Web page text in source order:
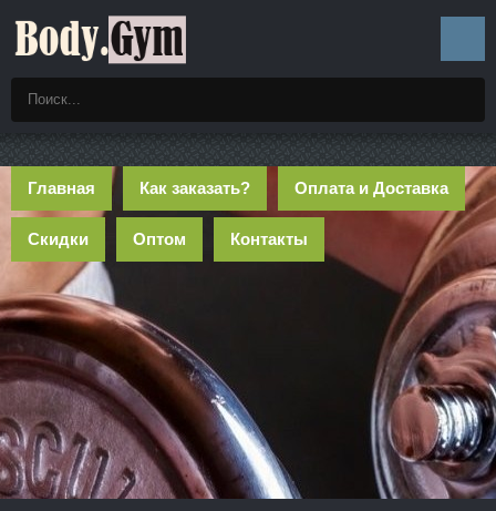
Главная Как заказать? Оплата и Доставка
Скидки Оптом Контакты